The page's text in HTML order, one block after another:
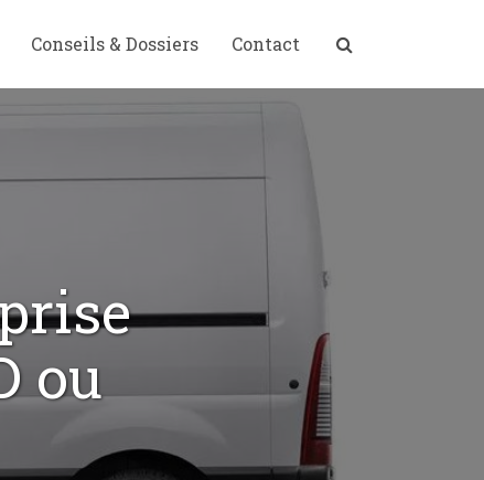
Conseils & Dossiers Contact
ou